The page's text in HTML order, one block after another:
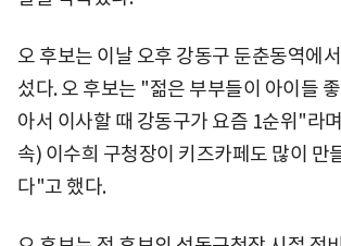
오 후보는 이날 오후 강동구 둔춘동역에
섰다. 오 후보는 "젊은 부부들이 아이들
아서 이사할 때 강동구가 요즘 1순위"라
속) 이수희 구청장이 키즈카페도 많이 만
다"고 했다.